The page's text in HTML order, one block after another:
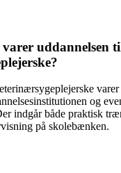
uddannelsen
og
indgår både praktisk
på skolebænken.